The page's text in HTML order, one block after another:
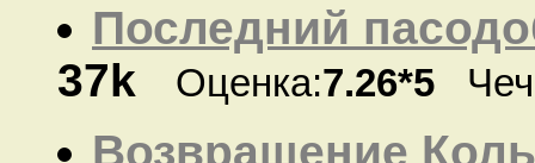
Последний
37k
Оценка:7.26*5
Возвращение